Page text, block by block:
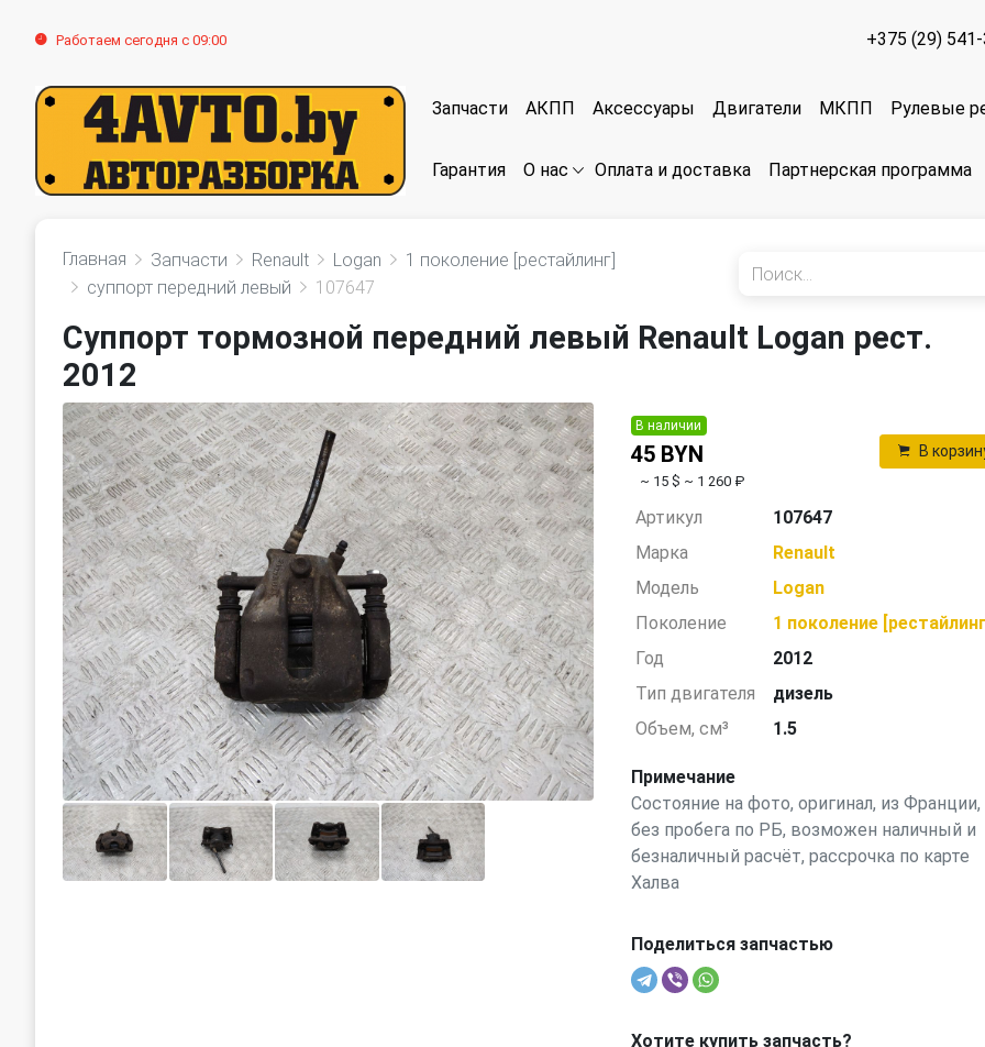
Работаем сегодня с 09:00 +375 (29)
Запчасти АКПП Аксессуары Двигатели МКПП Рулевые
Гарантия О нас Оплата и доставка Партнерская программа
Главная Запчасти Renault Logan
1 поколение [рестайлинг]
суппорт передний левый
107647
Суппорт тормозной передний левый Renault Logan рест.
2012
В наличии
45 BYN
~ 15 $ ~ 1 260 ₽
В
Артикул
107647
Марка
Renault
Модель
Logan
Поколение
1 поколение [рестайлинг]
Год
2012
Тип двигателя
дизель
Объем, см³
1.5
Примечание
Состояние на фото, оригинал, из Франции,
без пробега по РБ, возможен наличный и
безналичный расчёт, рассрочка по карте
Халва
Поделиться запчастью
Хотите купить запчасть?